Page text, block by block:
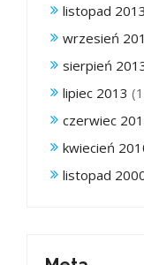
listopad 2013
wrzesień
sierpień
lipiec 2013
czerwiec
kwiecień
listopad